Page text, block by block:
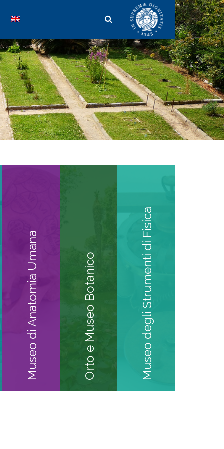
Museo di Anatomia Umana Orto e Museo Botanico Museo degli Strumenti di Fisica